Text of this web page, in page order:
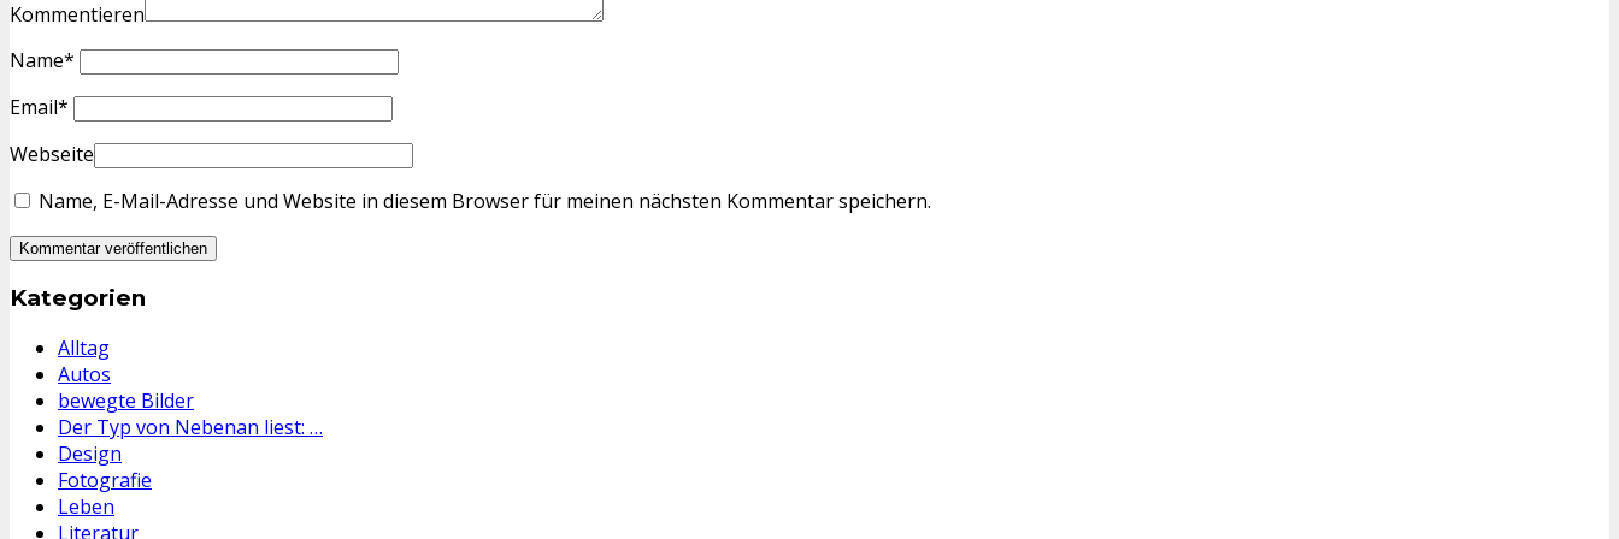
Kommentieren
Name*
Email*
Webseite
Name, E-Mail-Adresse und Website in diesem Browser für meinen nächsten Kommentar speichern.
Kategorien
Alltag
Autos
bewegte Bilder
Der Typ von Nebenan liest: …
Design
Fotografie
Leben
Literatur